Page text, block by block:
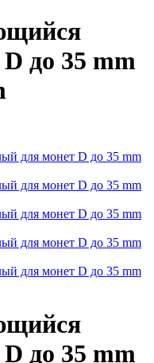
до 35 mm
до 35 mm